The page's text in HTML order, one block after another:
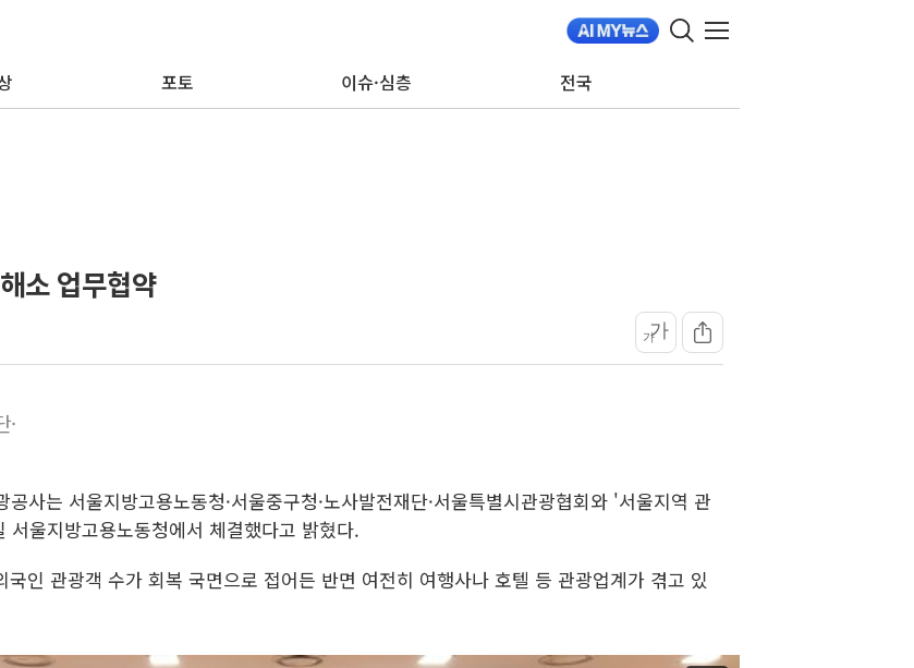
포토 이슈·심층 전국
소 업무협약
가가
·
사는 서울지방고용노동청·서울중구청·노사발전재단·서울특별시관광협회와 '서울지역 관
울지방고용노동청에서 체결했다고 밝혔다.
인 관광객 수가 회복 국면으로 접어든 반면 여전히 여행사나 호텔 등 관광업계가 겪고 있